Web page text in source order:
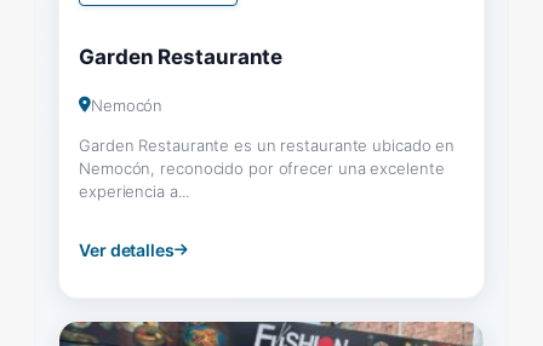
Garden Restaurante
Nemocón
Garden Restaurante es un restaurante ubicado en
Nemocón, reconocido por ofrecer una excelente
experiencia a...
Ver detalles